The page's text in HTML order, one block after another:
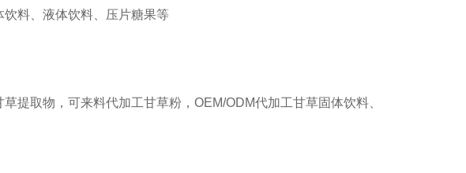
料、液体饮料、压片糖果等
取物，可来料代加工甘草粉，OEM/ODM代加工甘草固体饮料、